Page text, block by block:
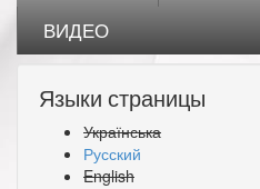
ВИДЕО
Языки страницы
Українська
Русский
English